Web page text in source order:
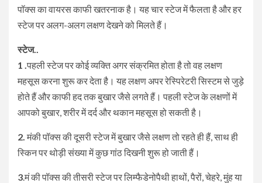
पॉक्स का वायरस काफी खतरनाक है। यह चार स्टेज में फैलता है और हर
स्टेज पर अलग-अलग लक्षण देखने को मिलते हैं।
स्टेज..
1 . पहली स्टेज पर कोई व्यक्ति अगर संक्रमित होता है तो वह लक्षण
महसूस करना शुरू कर देता है। यह लक्षण अपर रेस्पिरेटरी सिस्टम से जुड़े
होते हैं और काफी हद तक बुखार जैसे लगते हैं। पहली स्टेज के लक्षणों में
आपको बुखार, शरीर में दर्द और थकान महसूस हो सकती है।
2. मंकी पॉक्स की दूसरी स्टेज में बुखार जैसे लक्षण तो रहते ही हैं, साथ ही
स्किन पर थोड़ी संख्या में कुछ गांठ दिखनी शुरू हो जाती हैं।
3.मं की पॉक्स की तीसरी स्टेज पर लिम्फैडेनोपैथी हाथों, पैरों, चेहरे, मुंह या